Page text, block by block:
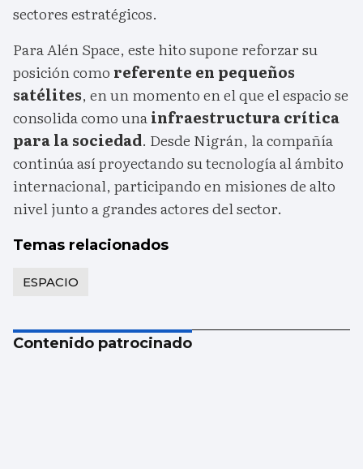
sectores estratégicos.
Para Alén Space, este hito supone reforzar su
posición como referente en pequeños
satélites, en un momento en el que el espacio se
consolida como unainfraestructura crítica
para la sociedad. Desde Nigrán, la compañía
continúa así proyectando su tecnología al ámbito
internacional, participando en misiones de alto
nivel junto a grandes actores del sector.
Temas relacionados
ESPACIO
Contenido patrocinado